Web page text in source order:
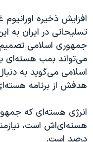
افزایش ذخیره
تسلیحاتی در ایران به
جمهوری اسلامی
می‌تواند بمب هسته‌ای
اسلامی می‌گوید به
هدفش از برنامه
انرژی هسته‌ای که